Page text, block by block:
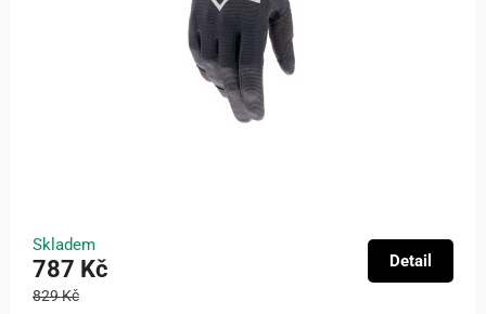
Skladem
787 Kč
829 Kč
Detail